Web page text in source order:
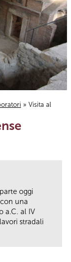
» Visita al
oggi
una
a.C. al IV
stradali